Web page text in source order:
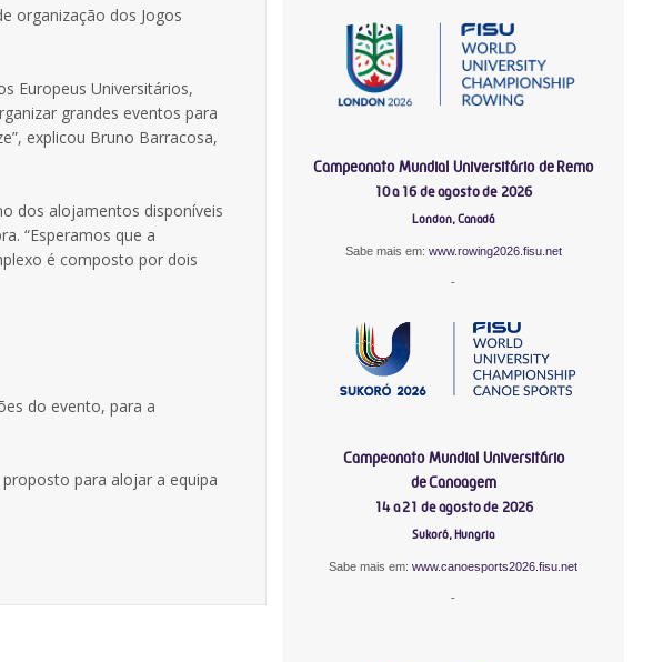
organização dos Jogos
Europeus Universitários,
grandes eventos para
explicou Bruno Barracosa,
dos alojamentos disponíveis
“Esperamos que a
é composto por dois
do evento, para a
para alojar a equipa
Campeonato Mundial Universitário de Remo
10 a 16 de agosto de 2026
London, Canadá
Sabe mais em: www.rowing2026.fisu.net
-
Campeonato Mundial Universitário
de Canoagem
14 a 21 de agosto de 2026
Sukoró, Hungria
Sabe mais em:www.canoesports2026.fisu.net
-